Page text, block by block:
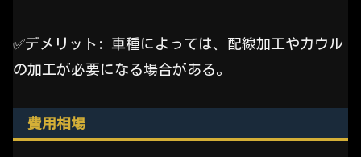
✅️デメリット: 車種によっては、配線加工やカウル
の加工が必要になる場合がある。
費用相場